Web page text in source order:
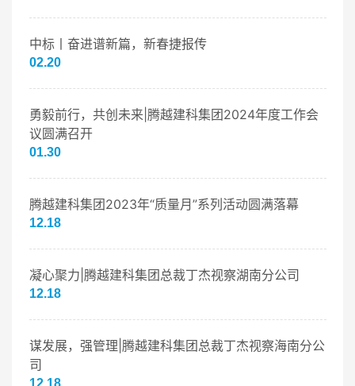
中标丨奋进谱新篇，新春捷报传
02.20
勇毅前行，共创未来|腾越建科集团2024年度工作会
议圆满召开
01.30
腾越建科集团2023年“质量月”系列活动圆满落幕
12.18
凝心聚力|腾越建科集团总裁丁杰视察湖南分公司
12.18
谋发展，强管理|腾越建科集团总裁丁杰视察海南分公
司